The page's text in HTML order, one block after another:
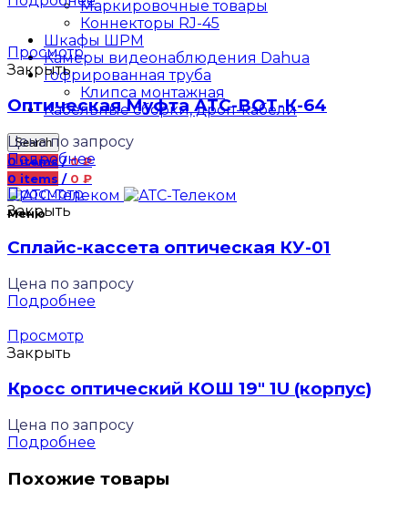
Маркировочные товары
Коннекторы RJ-45
Шкафы ШРМ
Камеры видеонаблюдения Dahua
Гофрированная труба
Клипса монтажная
Кабельные сборки, дроп-кабели
Search
0items / 0₽
0 items / 0 ₽
Меню
Просмотр
Закрыть
Оптическая Муфта АТС-ВОТ-К-64
Цена по запросу
Подробнее
Просмотр
Закрыть
Сплайс-кассета оптическая КУ-01
Цена по запросу
Подробнее
Просмотр
Закрыть
Кросс оптический КОШ 19″ 1U (корпус)
Цена по запросу
Подробнее
Похожие товары